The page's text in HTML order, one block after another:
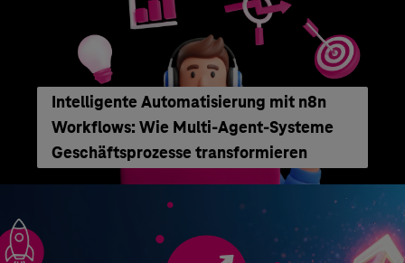
Intelligente Automatisierung mit n8n
Workflows: Wie Multi-Agent-Systeme
Geschäftsprozesse transformieren